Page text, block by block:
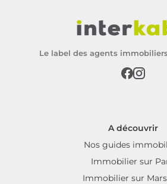
Le label des agents
A découvrir
Nos guides
Immobilier sur
Immobilier sur